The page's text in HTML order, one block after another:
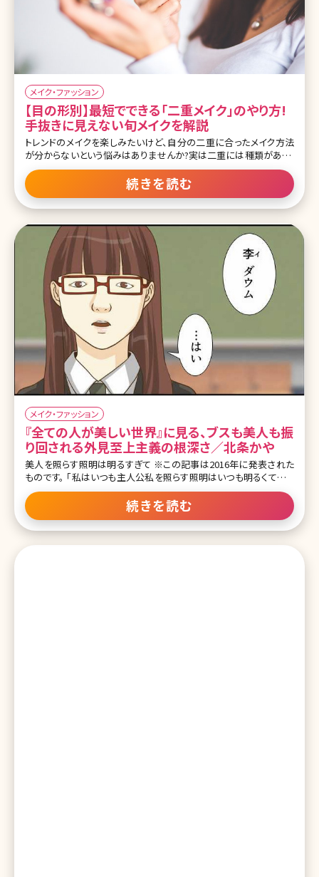
メイク・ファッション
【目の形別】最短でできる「二重メイク」のやり方!
手抜きに見えない旬メイクを解説
トレンドのメイクを楽しみたいけど、自分の二重に合ったメイク方法
が分からないという悩みはありませんか?実は二重には種類があり、
奥二重・末広二重・平行二重それぞれの魅力を活かしたメイクのポイ
ントがあります。自分の二重に合わせたメイクをおさえないと、雑誌
のモデルのようなパッチリ可愛らしい目元をつくるはずが、腫れぼった
くなったり濃いメイクに仕上がってしまったりしてしまうことも。 そこ
ポイントと二重の種類別旬のトレンドメイクをご紹介していきます。何
かとバタバタしがちな忙しい朝でも、アイプチなしで時短でできるテク
ニックなのでぜひ挑戦してみてくださいね! 【タイプ別】二重まぶたの
特徴と似合うメイク 「奥二重」の特徴 この投稿をInstagramで見る
SENSE OF HU
続きを読む
メイク・ファッション
『全ての人が美しい世界』に見る、ブスも美人も振
り回される外見至上主義の根深さ／北条かや
美人を照らす照明は明るすぎて ※この記事は2016年に発表された
ものです。 「私はいつも主人公私を照らす照明はいつも明るくて眩し
い照明が当たらない場所のことは知らなかった」――無料漫画サイト、
comicoで連載中の『全ての人が美しい世界』（作者：シュークリー
ム）に出てくるセリフだ。これほどまでに「美人のホンネ」を、嫌味では
なく率直に表現した文章を、私は知らない。「見た目」が最も重視され
続きを読む